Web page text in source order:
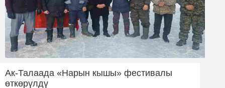
Ак-Талаада «Нарын кышы» фестивалы
өткөрүлдү